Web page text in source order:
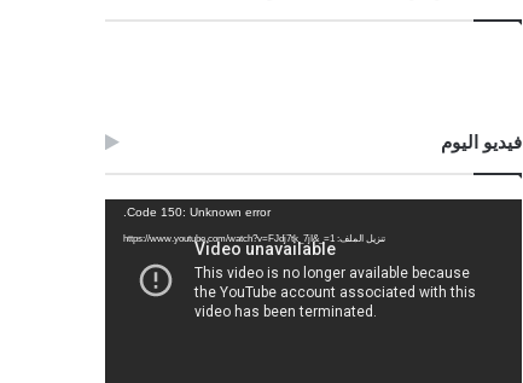
فيديو اليوم
Code 150: Unknown error.
تنزيل الملف: https://www.youtube.com/watch?v=FJdj7tk_7jI&_=1